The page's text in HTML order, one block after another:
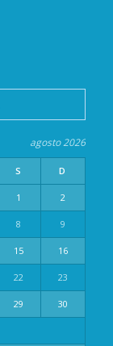
agosto 2026
S D
1 2
8 9
15 16
22 23
29 30